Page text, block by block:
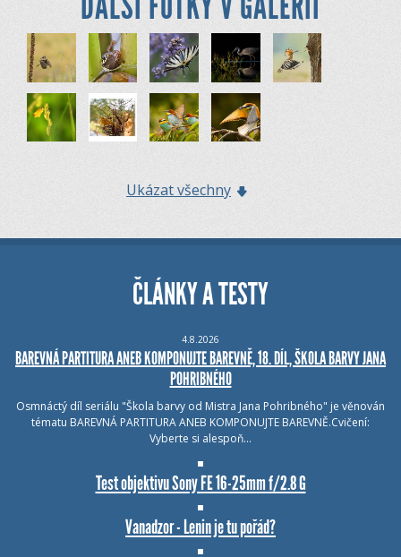
Ukázat všechny
ČLÁNKY A TESTY
4.8.2026
BAREVNÁ PARTITURA ANEB KOMPONUJTE BAREVNĚ, 18. DÍL, ŠKOLA BARVY JANA
POHRIBNÉHO
Osmnáctý díl seriálu "Škola barvy od Mistra Jana Pohribného" je věnován
tématu BAREVNÁ PARTITURA ANEB KOMPONUJTE BAREVNĚ.Cvičení:
Vyberte si alespoň…
Test objektivu Sony FE 16-25mm f/2.8 G
Vanadzor - Lenin je tu pořád?